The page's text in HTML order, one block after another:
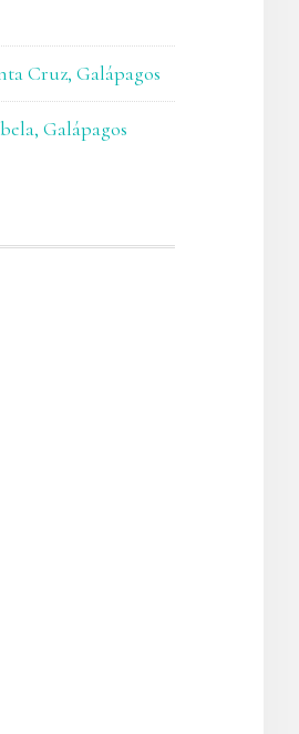
Cruz, Galápagos
Galápagos